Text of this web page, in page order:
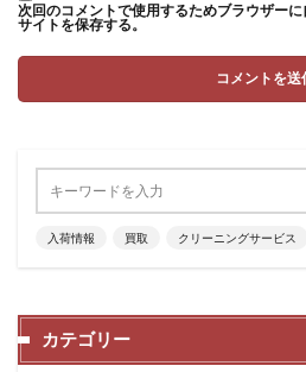
次回のコメントで使用するためブラウザーに
サイトを保存する。
入荷情報 買取 クリーニングサービス
カテゴリー